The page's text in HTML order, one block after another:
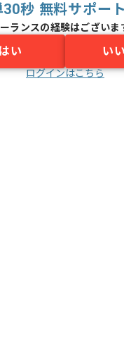
30秒 無料サポー
ランスの経験はございま
はい い
ログインはこちら